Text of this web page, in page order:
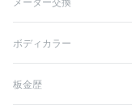
ボディカラー
板金歴